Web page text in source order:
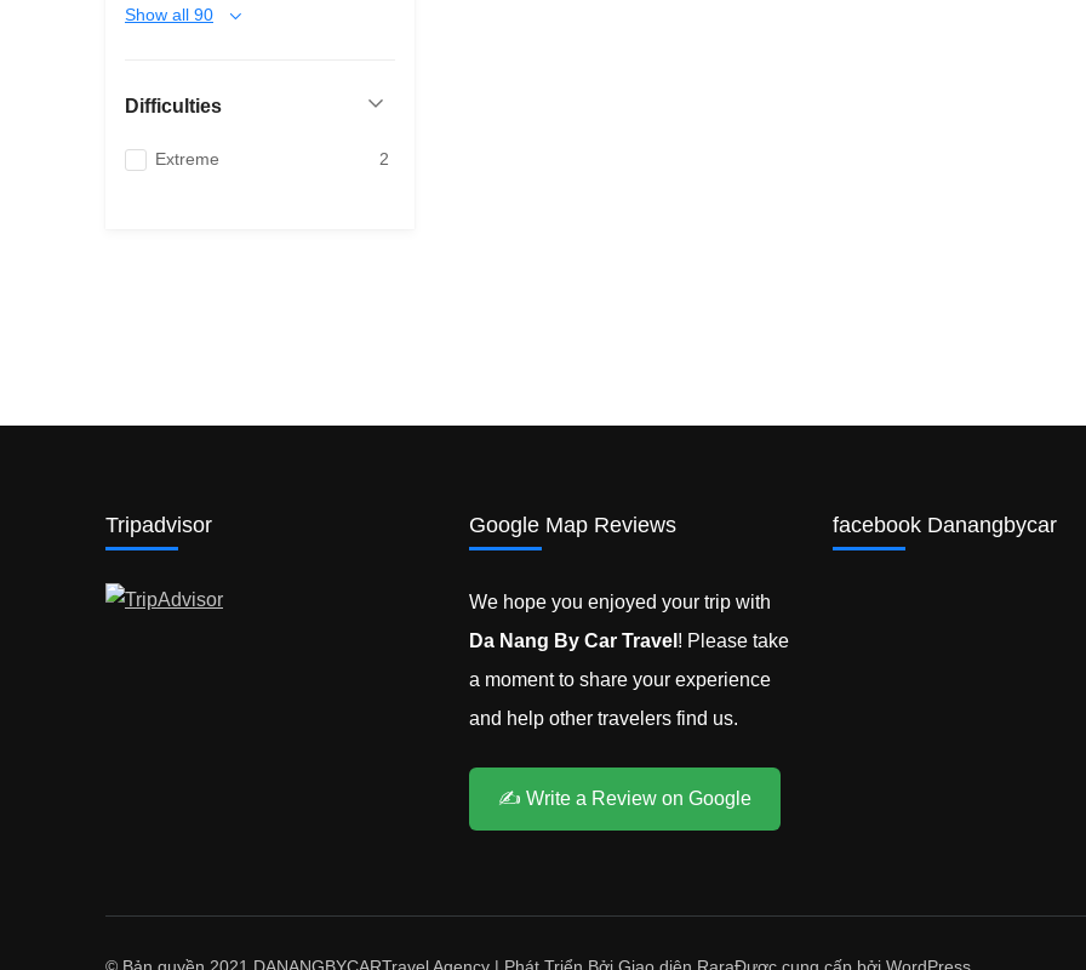
Show all 90
Difficulties
Extreme 2
Tripadvisor Google Map Reviews
We hope you enjoyed your trip with
Da Nang By Car Travel ! Please take
a moment to share your experience
and help other travelers find us.
✍️ Write a Review on Google
facebook Danangbycar